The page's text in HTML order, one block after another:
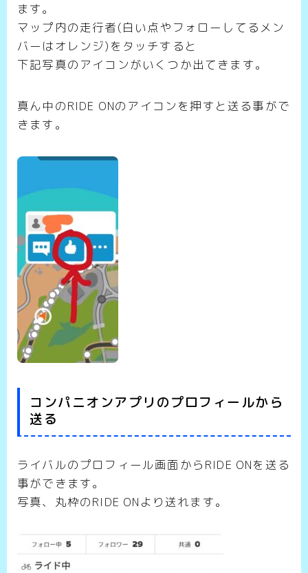
ます。
マップ内の走行者(白い点やフォローしてるメン
バーはオレンジ)をタッチすると
下記写真のアイコンがいくつか出てきます。
真ん中のRIDE ONのアイコンを押すと送る事がで
きます。
コンパニオンアプリのプロフィールから
送る
ライバルのプロフィール画面からRIDE ONを送る
事ができます。
写真、丸枠のRIDE ONより送れます。